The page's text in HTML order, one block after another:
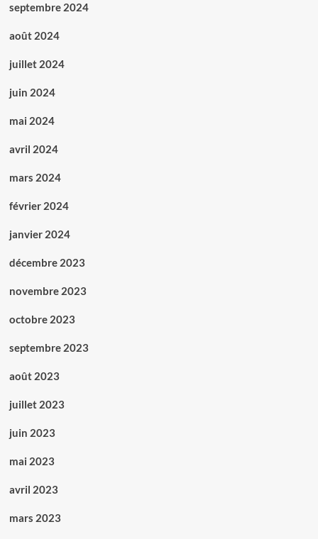
septembre 2024
août 2024
juillet 2024
juin 2024
mai 2024
avril 2024
mars 2024
février 2024
janvier 2024
décembre 2023
novembre 2023
octobre 2023
septembre 2023
août 2023
juillet 2023
juin 2023
mai 2023
avril 2023
mars 2023